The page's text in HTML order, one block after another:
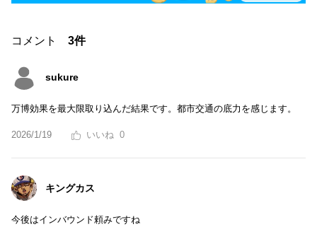
コメント 3件
sukure
万博効果を最大限取り込んだ結果です。都市交通の底力を感じます。
2026/1/19 0
キングカス
今後はインバウンド頼みですね